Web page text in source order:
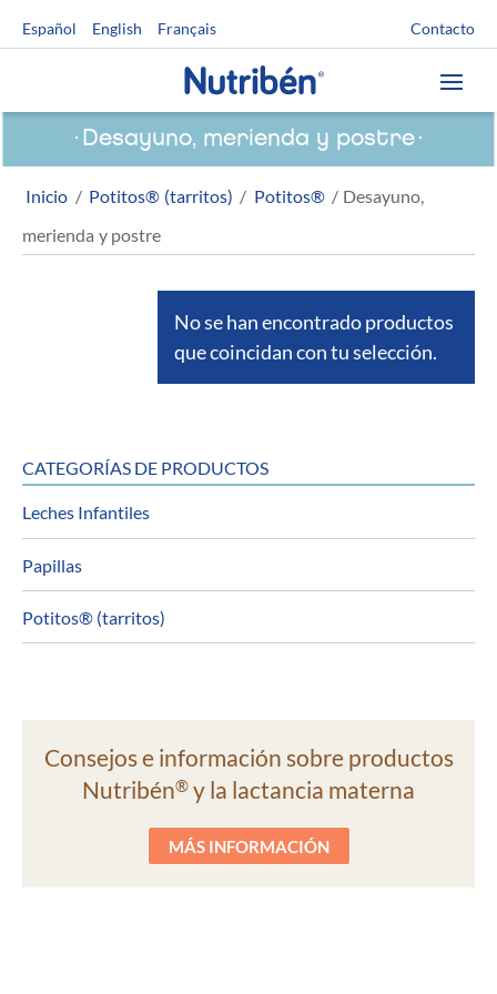
Español English Français Contacto
Inicio / Potitos® (tarritos) / Potitos® / Desayuno,
merienda y postre
Desayuno, merienda y postre
No se han encontrado productos
que coincidan con tu selección.
CATEGORÍAS DE PRODUCTOS
Leches Infantiles
Papillas
Potitos® (tarritos)
Consejos e información sobre productos
Nutribén® y la lactancia materna
MÁS INFORMACIÓN